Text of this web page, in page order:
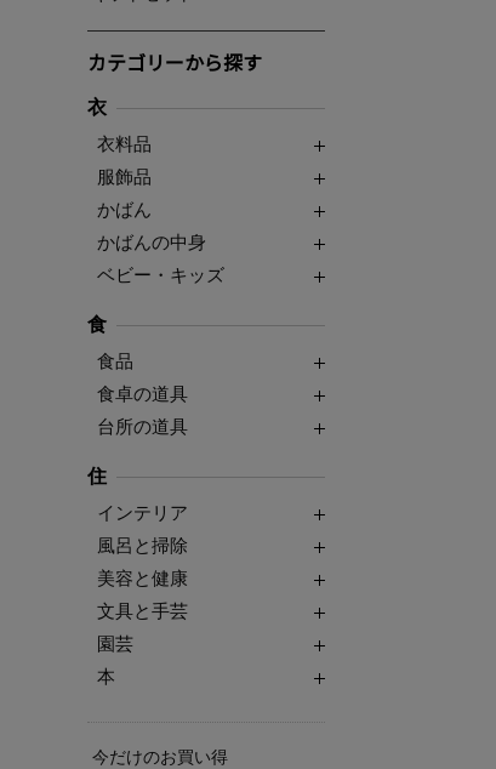
カテゴリーから探す
衣
衣料品
服飾品
かばん
かばんの中身
ベビー・キッズ
食
食品
食卓の道具
台所の道具
住
インテリア
風呂と掃除
美容と健康
文具と手芸
園芸
本
今だけのお買い得